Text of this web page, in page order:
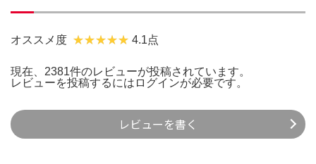
オススメ度 4.1点
現在、2381件のレビューが投稿されています。
レビューを投稿するには ログインが必要です。
レビューを書く